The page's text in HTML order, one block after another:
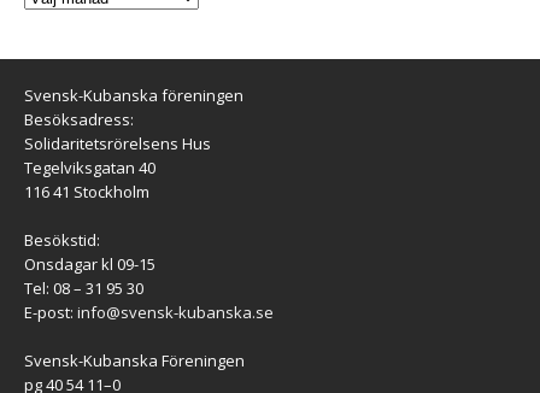
Svensk-Kubanska föreningen
Besöksadress:
Solidaritetsrörelsens Hus
Tegelviksgatan 40
116 41 Stockholm
Besökstid:
Onsdagar kl 09-15
Tel: 08 – 31 95 30
E-post: info@svensk-kubanska.se
Svensk-Kubanska Föreningen
pg 40 54 11–0